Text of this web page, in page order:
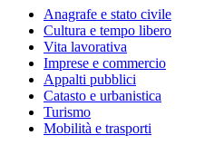
Anagrafe e stato civile
Cultura e tempo libero
Vita lavorativa
Imprese e commercio
Appalti pubblici
Catasto e urbanistica
Turismo
Mobilità e trasporti